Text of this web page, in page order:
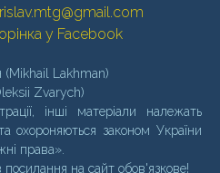
у Facebook
(Mikhail Lakhman)
Zvarych)
інші матеріали належать
охороняються законом України
права».
посилання на сайт обов'язкове!